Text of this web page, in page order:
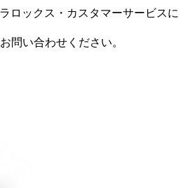
ロックス・カスタマーサービスに
問い合わせください。